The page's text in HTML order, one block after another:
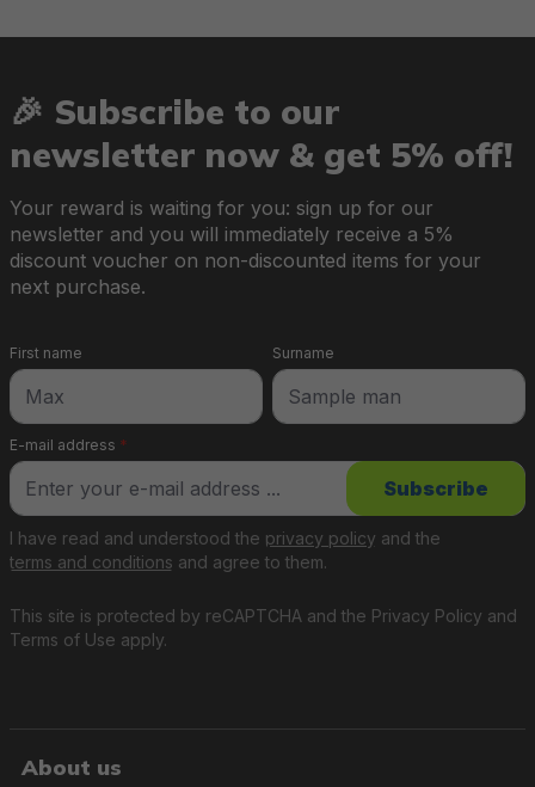
🎉 Subscribe to our
newsletter now & get 5% off!
Your reward is waiting for you: sign up for our
newsletter and you will immediately receive a 5%
discount voucher on non-discounted items for your
next purchase.
E-mail address *
First name Surname
This site is protected by reCAPTCHA and the Privacy Policy and
Terms of Use apply.
I have read and understood the privacy policy and the
terms and conditions and agree to them.
Subscribe
About us